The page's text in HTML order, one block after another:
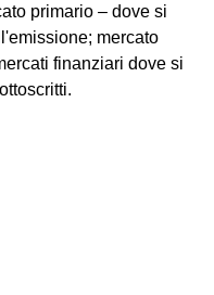
primario – dove si
mercato
finanziari dove si